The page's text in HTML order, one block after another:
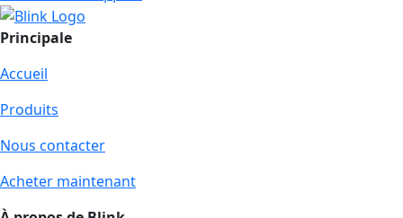
Principale
Accueil
Produits
Nous contacter
Acheter maintenant